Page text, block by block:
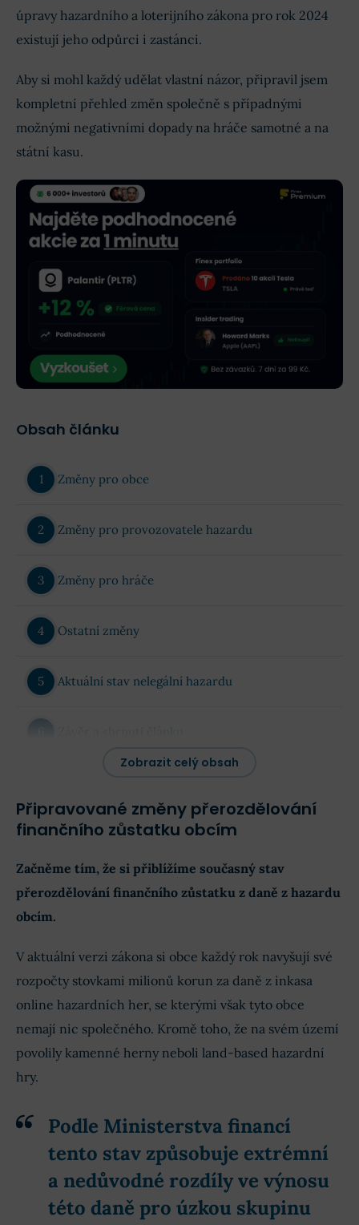
úpravy hazardního a loterijního zákona pro rok 2024
existují jeho odpůrci i zastánci.
Aby si mohl každý udělat vlastní názor, připravil jsem
kompletní přehled změn společně s případnými
možnými negativními dopady na hráče samotné a na
státní kasu.
Obsah článku
Změny pro obce
Změny pro provozovatele hazardu
Změny pro hráče
Ostatní změny
Aktuální stav nelegální hazardu
Zobrazit celý obsah
Připravované změny přerozdělování
finančního zůstatku obcím
Začněme tím, že si přiblížíme současný stav
přerozdělování finančního zůstatku z daně z hazardu
obcím.
V aktuální verzi zákona si obce každý rok navyšují své
rozpočty stovkami milionů korun za daně z inkasa
online hazardních her, se kterými však tyto obce
nemají nic společného. Kromě toho, že na svém území
povolily kamenné herny neboli land-based hazardní
hry.
Podle Ministerstva financí
tento stav způsobuje extrémní
a nedůvodné rozdíly ve výnosu
této daně pro úzkou skupinu